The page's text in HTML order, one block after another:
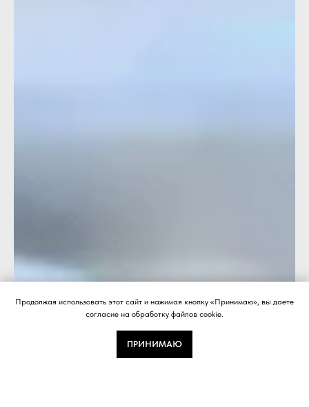
Продолжая использовать этот сайт и нажимая кнопку «Принимаю», вы даете
согласие на обработку файлов cookie.
ПРИНИМАЮ